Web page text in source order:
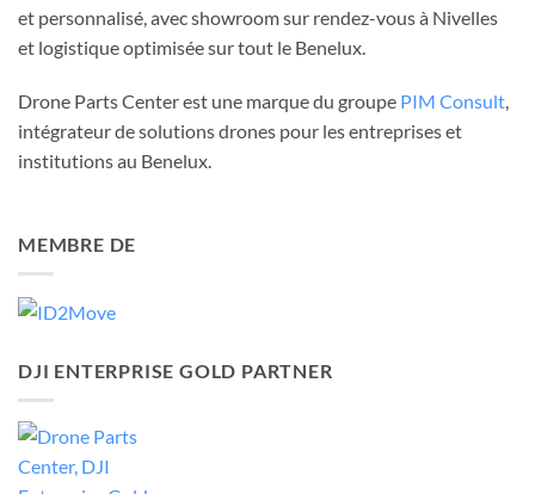
et personnalisé, avec showroom sur rendez-vous à Nivelles
et logistique optimisée sur tout le Benelux.
Drone Parts Center est une marque du groupe PIM Consult,
intégrateur de solutions drones pour les entreprises et
institutions au Benelux.
MEMBRE DE
DJI ENTERPRISE GOLD PARTNER